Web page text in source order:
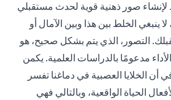
صور ذهنية قوية لحدث مستقبلي
لا ينبغي الخلط بين هذا وبين الآمال أو
التصور، الذي يتم بشكل صحيح، هو
مدعومًا بالدراسات العلمية. يكمن
أن الخلايا العصبية في دماغنا تفسر
الحياة الواقعية، وبالتالي فهي